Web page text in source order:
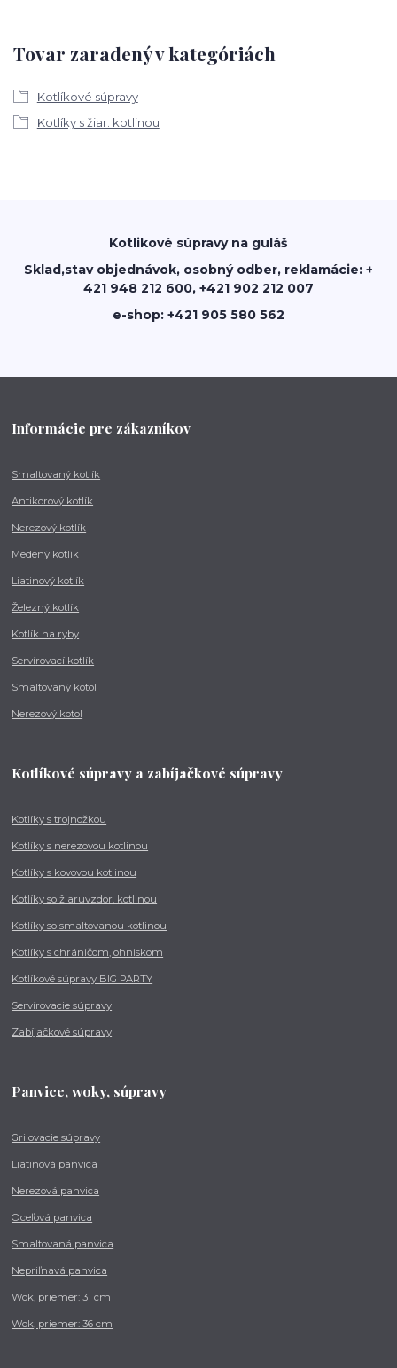
Tovar zaradený v kategóriách
Kotlíkové súpravy
Kotlíky s žiar. kotlinou
Kotlikové súpravy na guláš
Sklad,stav objednávok, osobný odber, reklamácie: +
421 948 212 600, +421 902 212 007
e-shop: +421 905 580 562
Informácie pre zákazníkov
Smaltovaný kotlík
Antikorový kotlík
Nerezový kotlík
Medený kotlík
Liatinový kotlík
Železný kotlík
Kotlík na ryby
Servírovací kotlík
Smaltovaný kotol
Nerezový kotol
Kotlíkové súpravy a zabíjačkové súpravy
Kotlíky s trojnožkou
Kotlíky s nerezovou kotlinou
Kotlíky s kovovou kotlinou
Kotlíky so žiaruvzdor. kotlinou
Kotlíky so smaltovanou kotlinou
Kotlíky s chráničom, ohniskom
Kotlíkové súpravy BIG PARTY
Servírovacie súpravy
Zabíjačkové súpravy
Panvice, woky, súpravy
Grilovacie súpravy
Liatinová panvica
Nerezová panvica
Oceľová panvica
Smaltovaná panvica
Nepriľnavá panvica
Wok, priemer: 31 cm
Wok, priemer: 36 cm